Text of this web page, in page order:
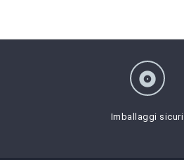
album
Imballaggi sicuri